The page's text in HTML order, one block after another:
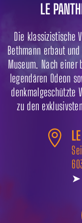
LE
Die klassizistische
Bethmann erbaut
Museum. Nach
legendären Odeon
denkmalgeschützte
zu den

➤